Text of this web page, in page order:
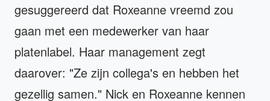
gesuggereerd dat Roxeanne vreemd zou
gaan met een medewerker van haar
platenlabel. Haar management zegt
daarover: "Ze zijn collega's en hebben het
gezellig samen." Nick en Roxeanne kennen